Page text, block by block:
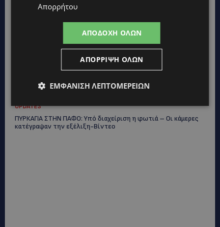
ΗΛΕΚΤΡΙΚΗ ΔΙΑΣΥΝΔΕΣΗ ΕΛΛΑΔΑΣ–ΚΥΠΡΟΥ: Η συμφωνία που
ανοίγει τον δρόμο για φθηνότερο ρεύμα και ενεργειακή
ΣΤΕΛΛΑ ΜΙΧΑΗΛΙΔΟΥ: Εγκρίθηκε σχέδιο €1,65 εκατ. για τη
κτηνοτρόφων για τις αποζημιώσεις του Αφθώδους Πυρετού
UPDATES
ΠΥΡΚΑΓΙΑ ΣΤΗΝ ΠΑΦΟ: Υπό διαχείριση η φωτιά – Οι κάμερες
κατέγραψαν την εξέλιξη-Βίντεο
Απορρήτου
ΑΠΟΔΟΧΉ ΌΛΩΝ
ΑΠΌΡΡΙΨΗ ΌΛΩΝ
ΕΜΦΆΝΙΣΗ ΛΕΠΤΟΜΕΡΕΙΏΝ